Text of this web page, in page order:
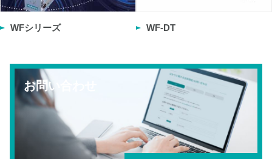
WFシリーズ WF-DT
お問い合わせ